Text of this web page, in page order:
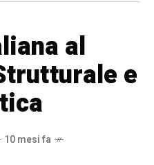
al
e
10 mesi fa